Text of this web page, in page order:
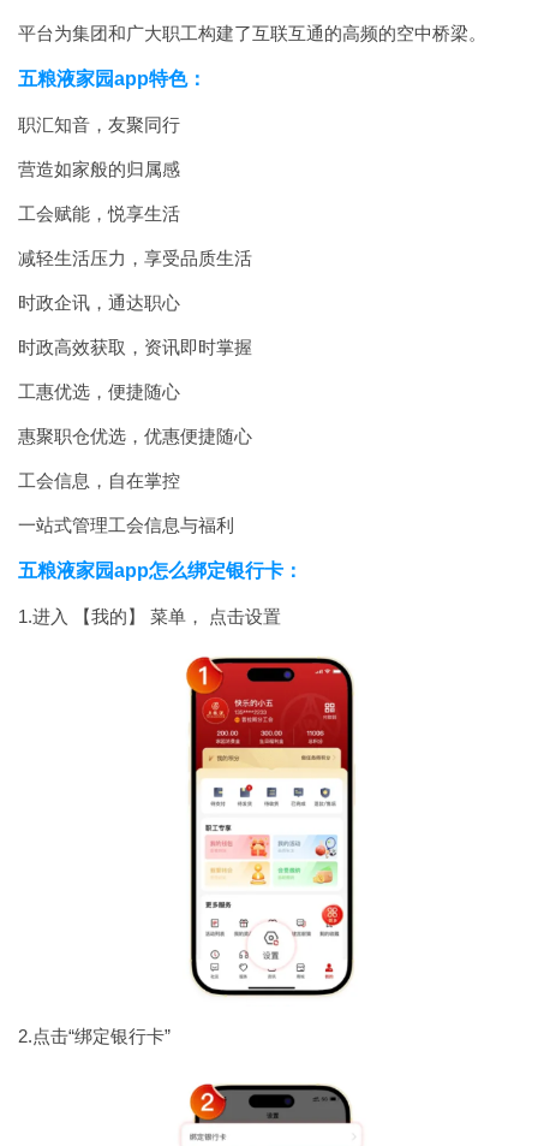
平台为集团和广大职工构建了互联互通的高频的空中桥梁。
五粮液家园app特色：
职汇知音，友聚同行
营造如家般的归属感
工会赋能，悦享生活
减轻生活压力，享受品质生活
时政企讯，通达职心
时政高效获取，资讯即时掌握
工惠优选，便捷随心
惠聚职仓优选，优惠便捷随心
工会信息，自在掌控
一站式管理工会信息与福利
五粮液家园app怎么绑定银行卡：
1.进入 【我的】 菜单， 点击设置
2.点击“绑定银行卡”